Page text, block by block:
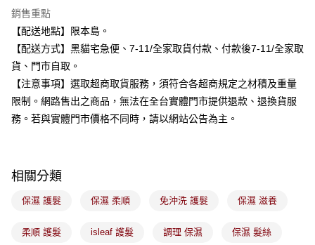
台灣樂天信用卡公司
全盈+PAY
大哥付你分期
相關說明
【大哥付你分期使用說明】
1.本服務由台灣大哥大提供，台灣大哥大用戶可立即使用無須另外申請。
2.付款方式選擇「大哥付你分期」，訂單成立後會自動跳轉到大哥付的交易
流程，驗證手機門號後，選擇欲分期的期數、繳款截止日，確認付款後即完
消。如遇「轉專審核」未通過狀況，表示未達大哥付你分期系統評分，恕無
【繳款方式說明】
醒簡訊。
2.透過簡訊連結打開帳單後，可選擇「超商條碼／台灣大直營門市／銀行轉
ATM付款
每筆NT$100，滿NT$899(含以上)免運費
付款後全家取貨
銷售重點
【配送地點】限本島。
【配送方式】黑貓宅急便、7-11/全家取貨付款、付款後7-11/全家取
貨、門市自取。
【注意事項】選取超商取貨服務，須符合各超商規定之材積及重量
限制。網路售出之商品，無法在全台實體門市提供退款、退換貨服
務。若與實體門市價格不同時，請以網站公告為主。
相關分類
保濕 護髮 保濕 柔順 免沖洗 護髮 保濕 滋養
柔順 護髮 isleaf 護髮 調理 保濕 保濕 髮絲